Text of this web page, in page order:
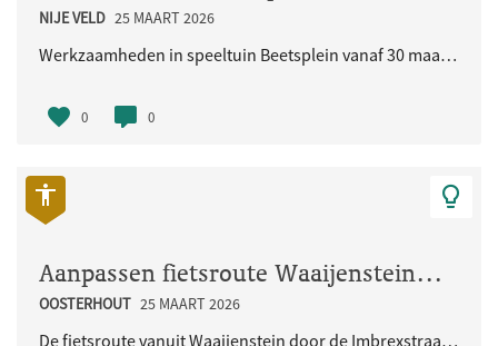
NIJE VELD 25 MAART 2026
Werkzaamheden in speeltuin Beetsplein vanaf 30 maart 2026
0 0
Aanpassen fietsroute Waaijenstein - Imbrexstraat - Terralaan inclusief oversteek busbaan
OOSTERHOUT 25 MAART 2026
De fietsroute vanuit Waaijenstein door de Imbrexstraat naar de Terralaan/busbaan is onduidelijk en..